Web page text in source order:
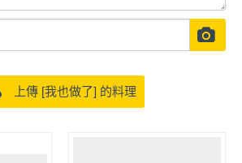
上傳 [我也做了] 的料理